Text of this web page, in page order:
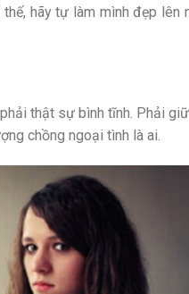
hãy tự làm mình đẹp lên
thật sự bình tĩnh. Phải
chồng ngoại tình là ai.